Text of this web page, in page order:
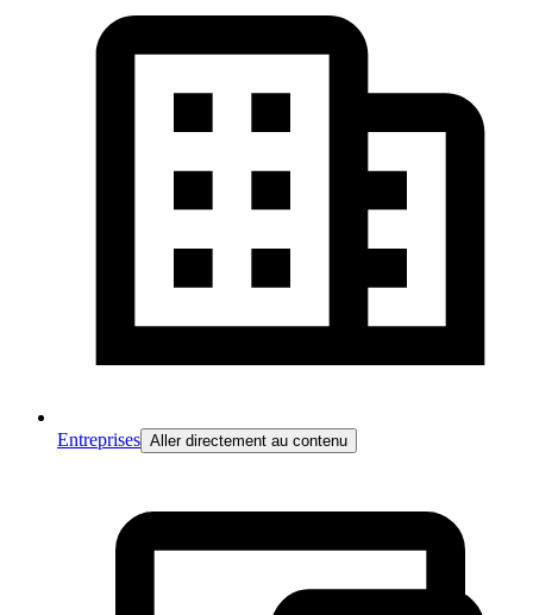
Entreprises Aller directement au contenu